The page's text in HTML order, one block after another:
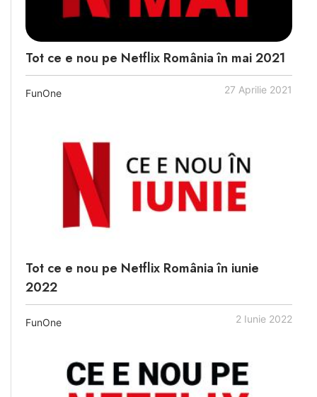
Tot ce e nou pe Netflix România în mai 2021
FunOne 27 Aprilie 2021
Tot ce e nou pe Netflix România în iunie
2022
FunOne 2 Iunie 2022